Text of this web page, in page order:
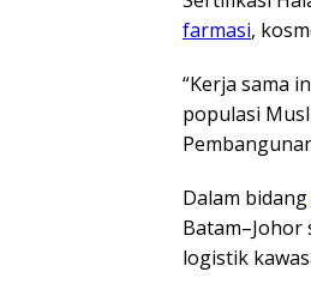
farmasi,
“Kerja sama
populasi
Dalam bidang
logistik